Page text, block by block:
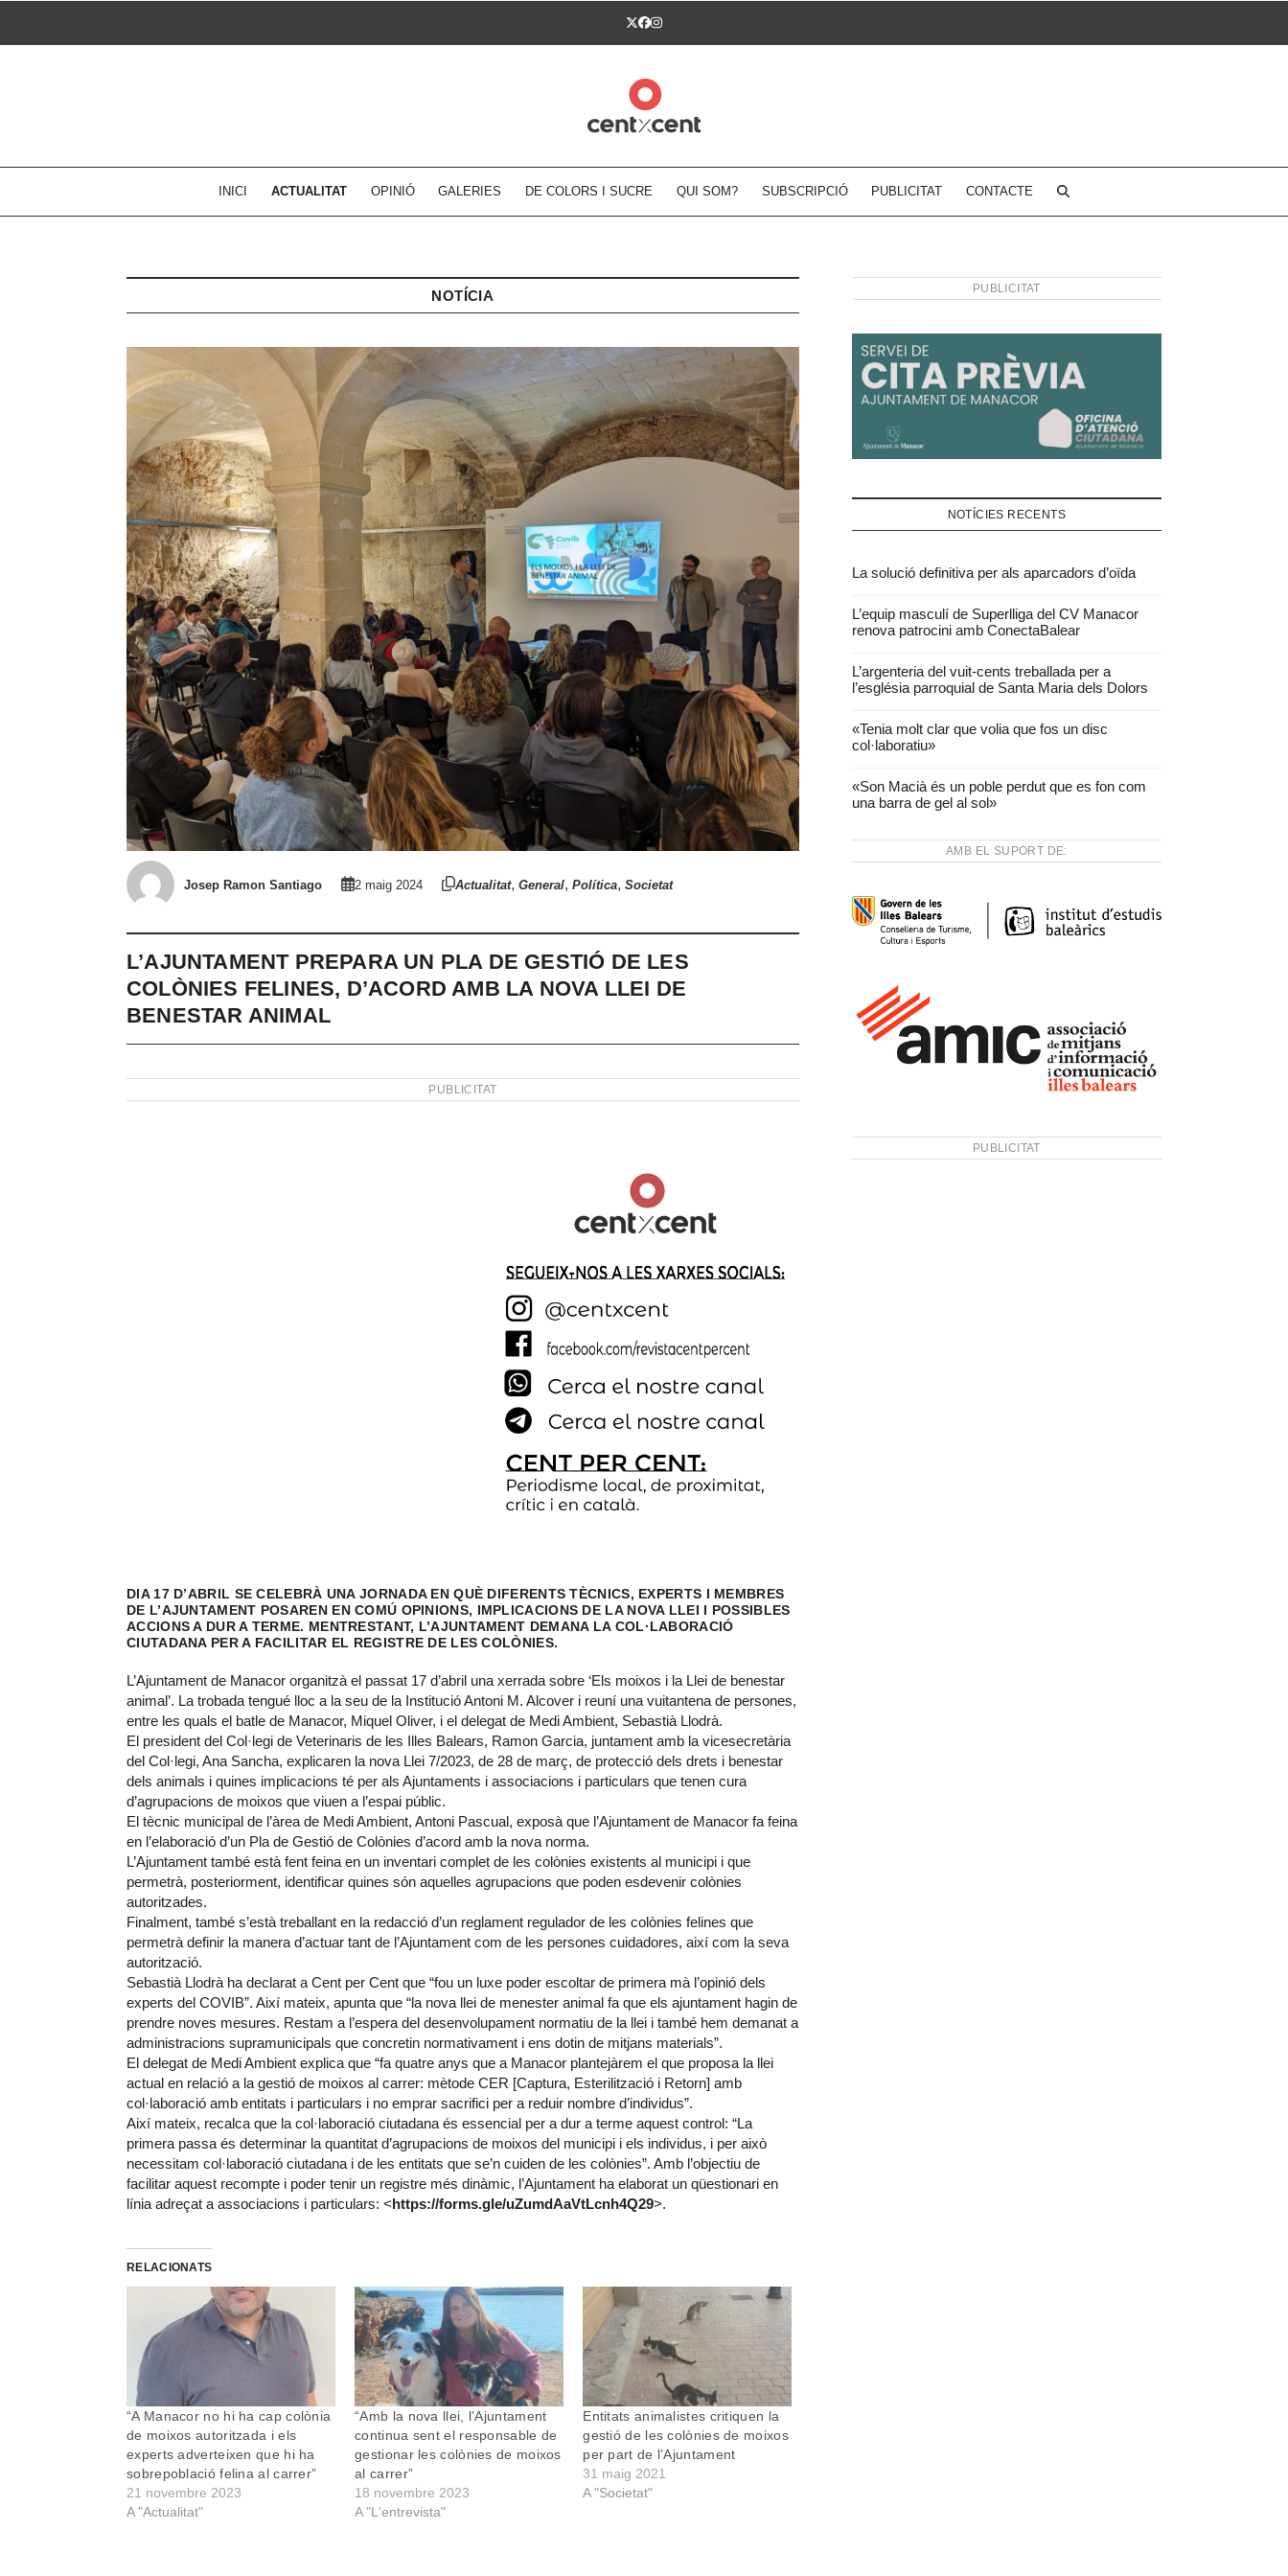
Twitter
Facebook
Instagram
INICI ACTUALITAT OPINIÓ GALERIES DE COLORS I SUCRE QUI SOM? SUBSCRIPCIÓ PUBLICITAT CONTACTE
NOTÍCIA
Josep Ramon Santiago 2 maig 2024 Actualitat, General, Política, Societat
L’AJUNTAMENT PREPARA UN PLA DE GESTIÓ DE LES
COLÒNIES FELINES, D’ACORD AMB LA NOVA LLEI DE
BENESTAR ANIMAL
PUBLICITAT
DIA 17 D’ABRIL SE CELEBRÀ UNA JORNADA EN QUÈ DIFERENTS TÈCNICS, EXPERTS I MEMBRES
DE L’AJUNTAMENT POSAREN EN COMÚ OPINIONS, IMPLICACIONS DE LA NOVA LLEI I POSSIBLES
ACCIONS A DUR A TERME. MENTRESTANT, L’AJUNTAMENT DEMANA LA COL·LABORACIÓ
CIUTADANA PER A FACILITAR EL REGISTRE DE LES COLÒNIES.
L’Ajuntament de Manacor organitzà el passat 17 d’abril una xerrada sobre ‘Els moixos i la Llei de benestar
animal’. La trobada tengué lloc a la seu de la Institució Antoni M. Alcover i reuní una vuitantena de persones,
entre les quals el batle de Manacor, Miquel Oliver, i el delegat de Medi Ambient, Sebastià Llodrà.
El president del Col·legi de Veterinaris de les Illes Balears, Ramon Garcia, juntament amb la vicesecretària
del Col·legi, Ana Sancha, explicaren la nova Llei 7/2023, de 28 de març, de protecció dels drets i benestar
dels animals i quines implicacions té per als Ajuntaments i associacions i particulars que tenen cura
d’agrupacions de moixos que viuen a l’espai públic.
El tècnic municipal de l’àrea de Medi Ambient, Antoni Pascual, exposà que l’Ajuntament de Manacor fa feina
en l’elaboració d’un Pla de Gestió de Colònies d’acord amb la nova norma.
L’Ajuntament també està fent feina en un inventari complet de les colònies existents al municipi i que
permetrà, posteriorment, identificar quines són aquelles agrupacions que poden esdevenir colònies
autoritzades.
Finalment, també s’està treballant en la redacció d’un reglament regulador de les colònies felines que
permetrà definir la manera d’actuar tant de l’Ajuntament com de les persones cuidadores, així com la seva
autorització.
Sebastià Llodrà ha declarat a Cent per Cent que “fou un luxe poder escoltar de primera mà l’opinió dels
experts del COVIB”. Així mateix, apunta que “la nova llei de menester animal fa que els ajuntament hagin de
prendre noves mesures. Restam a l’espera del desenvolupament normatiu de la llei i també hem demanat a
administracions supramunicipals que concretin normativament i ens dotin de mitjans materials”.
El delegat de Medi Ambient explica que “fa quatre anys que a Manacor plantejàrem el que proposa la llei
actual en relació a la gestió de moixos al carrer: mètode CER [Captura, Esterilització i Retorn] amb
col·laboració amb entitats i particulars i no emprar sacrifici per a reduir nombre d’individus”.
Així mateix, recalca que la col·laboració ciutadana és essencial per a dur a terme aquest control: “La
primera passa és determinar la quantitat d’agrupacions de moixos del municipi i els individus, i per això
necessitam col·laboració ciutadana i de les entitats que se’n cuiden de les colònies”. Amb l’objectiu de
facilitar aquest recompte i poder tenir un registre més dinàmic, l’Ajuntament ha elaborat un qüestionari en
línia adreçat a associacions i particulars: <https://forms.gle/uZumdAaVtLcnh4Q29>.
RELACIONATS
“A Manacor no hi ha cap colònia
de moixos autoritzada i els
experts adverteixen que hi ha
sobrepoblació felina al carrer”
21 novembre 2023
A "Actualitat"
“Amb la nova llei, l’Ajuntament
continua sent el responsable de
gestionar les colònies de moixos
al carrer”
18 novembre 2023
A "L'entrevista"
Entitats animalistes critiquen la
gestió de les colònies de moixos
per part de l’Ajuntament
31 maig 2021
A "Societat"
PUBLICITAT
NOTÍCIES RECENTS
La solució definitiva per als aparcadors d’oïda
L’equip masculí de Superlliga del CV Manacor
renova patrocini amb ConectaBalear
L’argenteria del vuit-cents treballada per a
l’església parroquial de Santa Maria dels Dolors
«Tenia molt clar que volia que fos un disc
col·laboratiu»
«Son Macià és un poble perdut que es fon com
una barra de gel al sol»
AMB EL SUPORT DE:
PUBLICITAT